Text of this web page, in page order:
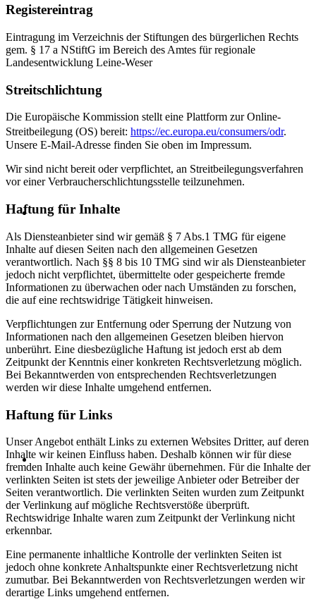
Registereintrag
Eintragung im Verzeichnis der Stiftungen des bürgerlichen Rechts
gem. § 17 a NStiftG im Bereich des Amtes für regionale
Landesentwicklung Leine-Weser
Streitschlichtung
Die Europäische Kommission stellt eine Plattform zur Online-
Streitbeilegung (OS) bereit: https://ec.europa.eu/consumers/odr.
Unsere E-Mail-Adresse finden Sie oben im Impressum.
Wir sind nicht bereit oder verpflichtet, an Streitbeilegungsverfahren
vor einer Verbraucherschlichtungsstelle teilzunehmen.
Haftung für Inhalte
Als Diensteanbieter sind wir gemäß § 7 Abs.1 TMG für eigene
Inhalte auf diesen Seiten nach den allgemeinen Gesetzen
verantwortlich. Nach §§ 8 bis 10 TMG sind wir als Diensteanbieter
jedoch nicht verpflichtet, übermittelte oder gespeicherte fremde
Informationen zu überwachen oder nach Umständen zu forschen,
die auf eine rechtswidrige Tätigkeit hinweisen.
Verpflichtungen zur Entfernung oder Sperrung der Nutzung von
Informationen nach den allgemeinen Gesetzen bleiben hiervon
unberührt. Eine diesbezügliche Haftung ist jedoch erst ab dem
Zeitpunkt der Kenntnis einer konkreten Rechtsverletzung möglich.
Bei Bekanntwerden von entsprechenden Rechtsverletzungen
werden wir diese Inhalte umgehend entfernen.
Haftung für Links
Unser Angebot enthält Links zu externen Websites Dritter, auf deren
Inhalte wir keinen Einfluss haben. Deshalb können wir für diese
fremden Inhalte auch keine Gewähr übernehmen. Für die Inhalte der
verlinkten Seiten ist stets der jeweilige Anbieter oder Betreiber der
Seiten verantwortlich. Die verlinkten Seiten wurden zum Zeitpunkt
der Verlinkung auf mögliche Rechtsverstöße überprüft.
Rechtswidrige Inhalte waren zum Zeitpunkt der Verlinkung nicht
erkennbar.
Eine permanente inhaltliche Kontrolle der verlinkten Seiten ist
jedoch ohne konkrete Anhaltspunkte einer Rechtsverletzung nicht
zumutbar. Bei Bekanntwerden von Rechtsverletzungen werden wir
derartige Links umgehend entfernen.